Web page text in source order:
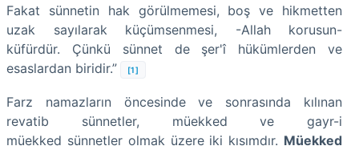
Fakat sünnetin hak görülmemesi, boş ve hikmetten
uzak sayılarak küçümsenmesi, -Allah korusun-
küfürdür. Çünkü sünnet de şer'î hükümlerden ve
esaslardan biridir.”
[1]
Farz namazların öncesinde ve sonrasında kılınan
revatib sünnetler, müekked ve gayr-i
müekked sünnetler olmak üzere iki kısımdır. Müekked